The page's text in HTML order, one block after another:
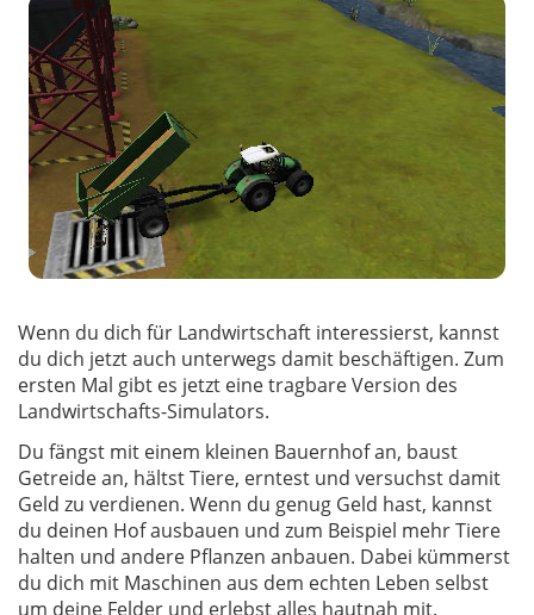
Wenn du dich für Landwirtschaft interessierst, kannst
du dich jetzt auch unterwegs damit beschäftigen. Zum
ersten Mal gibt es jetzt eine tragbare Version des
Landwirtschafts-Simulators.
Du fängst mit einem kleinen Bauernhof an, baust
Getreide an, hältst Tiere, erntest und versuchst damit
Geld zu verdienen. Wenn du genug Geld hast, kannst
du deinen Hof ausbauen und zum Beispiel mehr Tiere
halten und andere Pflanzen anbauen. Dabei kümmerst
du dich mit Maschinen aus dem echten Leben selbst
um deine Felder und erlebst alles hautnah mit.